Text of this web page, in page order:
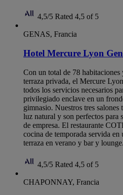
4,5/5 Rated 4,5 of 5
GENAS, Francia
Hotel Mercure Lyon
Con un total de 78
terraza privada, el Mercure
todos los servicios necesarios
privilegiado enclave en un
gimnasio. Nuestros tres
luz natural y son perfectos para
de empresa. El restaurante
cocina de temporada servida
terraza en verano y bar y lounge.
4,5/5 Rated 4,5 of 5
CHAPONNAY, Francia